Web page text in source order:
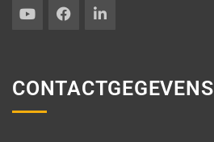
CONTACTGEGEVENS